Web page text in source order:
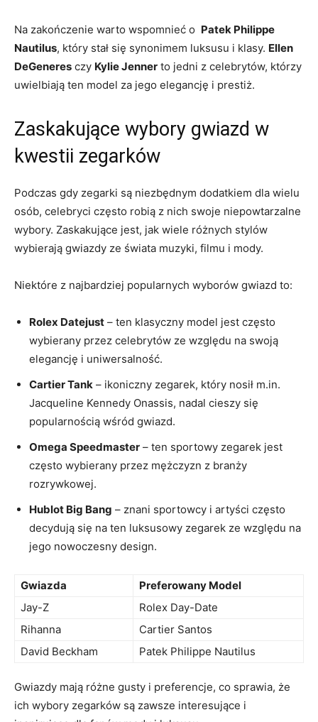
Na zakończenie⁢ warto wspomnieć o ​ Patek ​Philippe
Nautilus, który ⁣stał się synonimem luksusu ⁣i ⁣klasy. Ellen
⁤DeGeneres czy Kylie Jenner to jedni z ⁤celebrytów, którzy
uwielbiają‌ ten model za jego‍ elegancję i prestiż.
Zaskakujące wybory‍ gwiazd ​w
kwestii zegarków
Podczas gdy ⁣zegarki​ są ‌niezbędnym dodatkiem dla wielu
osób, celebryci‍ często ⁤robią z ⁣nich swoje niepowtarzalne
wybory. Zaskakujące ‌jest, jak⁢ wiele różnych ‍stylów
wybierają ⁣gwiazdy​ ze świata muzyki,‌ filmu i mody.
Niektóre z najbardziej ‍popularnych wyborów​ gwiazd to:
Rolex⁣ Datejust – ten klasyczny model jest często
wybierany​ przez​ celebrytów⁣ ze względu​ na ​swoją
elegancję i uniwersalność.
Cartier Tank – ikoniczny zegarek, który‌ nosił m.in.
Jacqueline⁢ Kennedy ⁤Onassis, nadal cieszy się
popularnością ‌wśród ‍gwiazd.
Omega Speedmaster – ten sportowy zegarek jest
często ⁢wybierany przez mężczyzn ‌z branży
rozrywkowej.
Hublot Big Bang – znani sportowcy i ‌artyści często
decydują ⁣się na ten luksusowy⁢ zegarek ze​ względu na
jego ⁢nowoczesny design.
Gwiazda
Preferowany Model
Jay-Z
Rolex⁤ Day-Date
Rihanna
Cartier Santos
David Beckham
Patek Philippe ​Nautilus
Gwiazdy mają różne gusty i preferencje, co sprawia, że
ich⁤ wybory zegarków są zawsze⁢ interesujące i